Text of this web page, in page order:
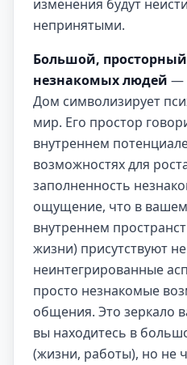
изменения будут
непринятыми.
Большой,
незнакомых людей —
Дом символизирует
мир. Его простор
внутреннем
возможностях для
заполненность
ощущение, что в
внутреннем
жизни) присутствуют
неинтегрированные
просто незнакомые
общения. Это зеркало
вы находитесь в
(жизни, работы), но не